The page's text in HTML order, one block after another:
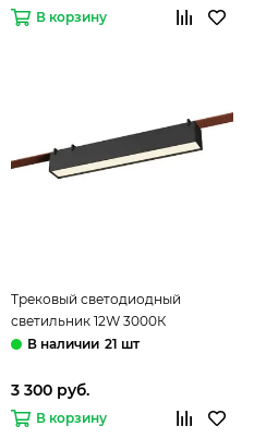
В корзину
Трековый светодиодный
светильник 12W 3000К
ST456.436.12 чёрный Band ST-
21 шт
3 300 руб.
В корзину